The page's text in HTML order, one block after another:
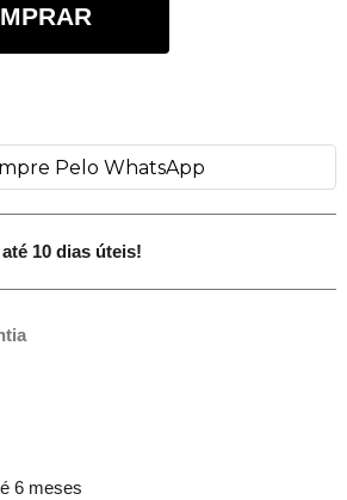
Pelo WhatsApp
10 dias úteis!
6 meses